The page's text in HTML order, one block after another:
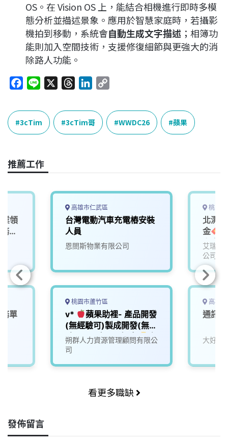
OS 。在 Vision OS 上，能結合相機進行即時多模
態分析並描述景象 。應用於智慧家庭時，若攝影
機拍到移動，系統會自動生成文字描述 ；相簿功
能則加入空間技術，支援修復細節與更強大的消
除路人功能 。
c
e
b
o
k
n
e
r
e
a
n
k
e
n
p
L
k
3cTim 3cTim哥 WWDC26 蘋果
推薦工作
領
工
單
高雄市仁武區
台灣電動汽車充電樁安裝
人員
恩閤斯物業有限公司
桃園市蘆竹區
v*
蘋果助裡- 產品開發
(無經驗可)製成開發(無經
驗可)-固定 日/夜 班
高
額獎金 六萬五
月 福利優 免費供餐.供宿
朔群人力資源管理顧問有限公
司
桃園
北漂
金
上市
線上
周領
嘛吉.
艾瑞克
公司
高雄
通訊
大好企
看更多職缺
發佈留言